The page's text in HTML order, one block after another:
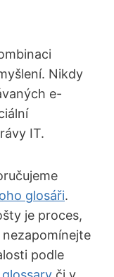
Nikdy
e-
IT.
glosáři.
je proces,
podle